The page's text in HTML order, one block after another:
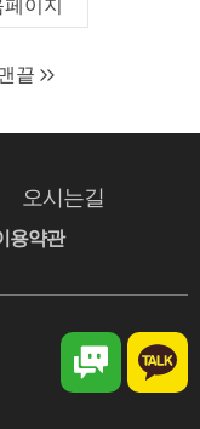
이지
끝
오시는길
용약관